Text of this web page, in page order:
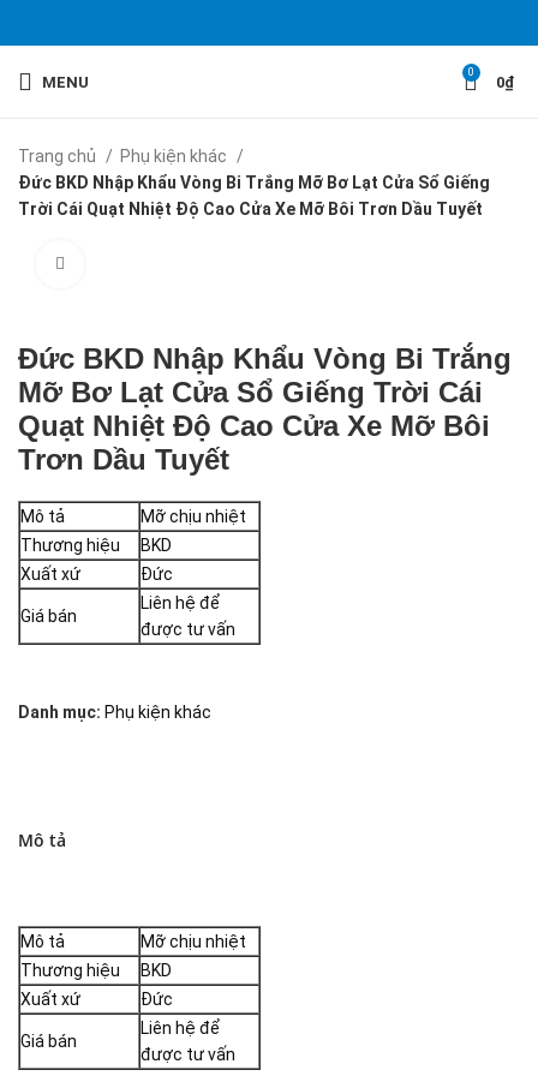
MENU
0
0₫
Trang chủ
Phụ kiện khác
Đức BKD Nhập Khẩu Vòng Bi Trắng Mỡ Bơ Lạt Cửa Sổ Giếng
Trời Cái Quạt Nhiệt Độ Cao Cửa Xe Mỡ Bôi Trơn Dầu Tuyết
Đức BKD Nhập Khẩu Vòng Bi Trắng
Mỡ Bơ Lạt Cửa Sổ Giếng Trời Cái
Quạt Nhiệt Độ Cao Cửa Xe Mỡ Bôi
Trơn Dầu Tuyết
Mô tả
Mỡ chịu nhiệt
Thương hiệu
BKD
Xuất xứ
Đức
Giá bán
Liên hệ để
được tư vấn
Danh mục: Phụ kiện khác
Mô tả
Mô tả
Mỡ chịu nhiệt
Thương hiệu
BKD
Xuất xứ
Đức
Giá bán
Liên hệ để
được tư vấn